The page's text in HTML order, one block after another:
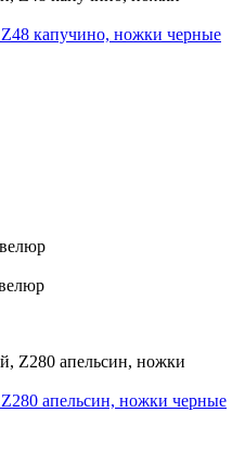
капучино, ножки черные
апельсин, ножки черные